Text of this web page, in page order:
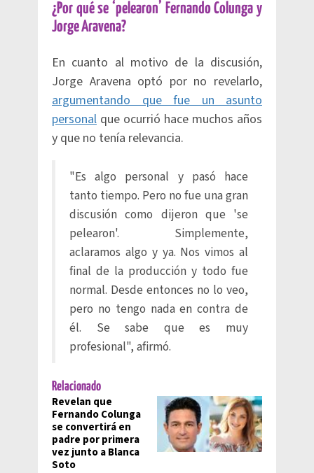
¿Por qué se ‘pelearon’ Fernando Colunga y
Jorge Aravena?
En cuanto al motivo de la discusión,
Jorge Aravena optó por no revelarlo,
argumentando que fue un asunto
personal que ocurrió hace muchos años
y que no tenía relevancia.
"Es algo personal y pasó hace
tanto tiempo. Pero no fue una gran
discusión como dijeron que 'se
pelearon'. Simplemente,
aclaramos algo y ya. Nos vimos al
final de la producción y todo fue
normal. Desde entonces no lo veo,
pero no tengo nada en contra de
él. Se sabe que es muy
profesional", afirmó.
Relacionado
Revelan que
Fernando Colunga
se convertirá en
padre por primera
vez junto a Blanca
Soto